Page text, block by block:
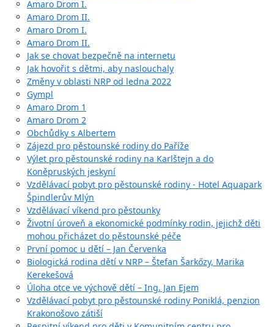
Amaro Drom I.
Amaro Drom II.
Amaro Drom I.
Amaro Drom II.
Jak se chovat bezpečně na internetu
Jak hovořit s dětmi, aby naslouchaly
Změny v oblasti NRP od ledna 2022
Gympl
Amaro Drom 1
Amaro Drom 2
Obchůdky s Albertem
Zájezd pro pěstounské rodiny do Paříže
Výlet pro pěstounské rodiny na Karlštejn a do
Koněpruských jeskyní
Vzdělávací pobyt pro pěstounské rodiny - Hotel Aquapark
Špindlerův Mlýn
Vzdělávací víkend pro pěstounky
Životní úroveň a ekonomické podmínky rodin, jejichž děti
mohou přicházet do pěstounské péče
První pomoc u dětí – Jan Červenka
Biologická rodina dětí v NRP – Štefan Šarkőzy, Marika
Kerekešová
Úloha otce ve výchově dětí – Ing. Jan Ejem
Vzdělávací pobyt pro pěstounské rodiny Poniklá, penzion
Krakonošovo zátiší